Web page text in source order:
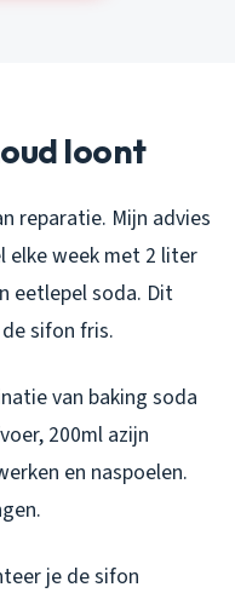
loont
reparatie. Mijn advies
elke week met 2 liter
eetlepel soda. Dit
sifon fris.
van baking soda
200ml azijn
en naspoelen.
je de sifon